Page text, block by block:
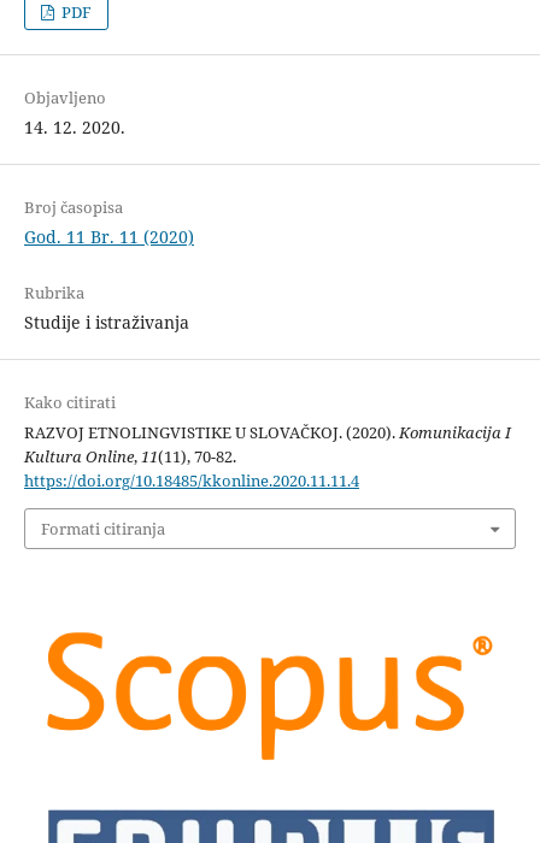
PDF
Objavljeno
14. 12. 2020.
Broj časopisa
God. 11 Br. 11 (2020)
Rubrika
Studije i istraživanja
Kako citirati
RAZVOJ ETNOLINGVISTIKE U SLOVAČKOJ. (2020). Komunikacija I
Kultura Online, 11(11), 70-82.
https://doi.org/10.18485/kkonline.2020.11.11.4
Formati citiranja